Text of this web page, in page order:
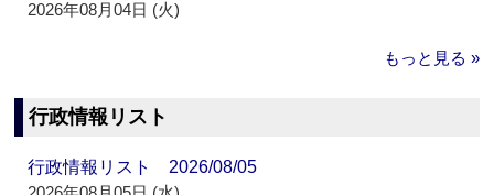
2026年08月04日 (火)
もっと見る »
行政情報リスト
行政情報リスト 2026/08/05